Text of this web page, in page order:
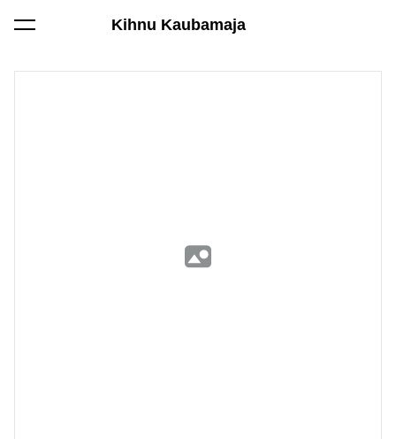
Kihnu Kaubamaja
lisati ostukorvi. Vaata ostukorvi